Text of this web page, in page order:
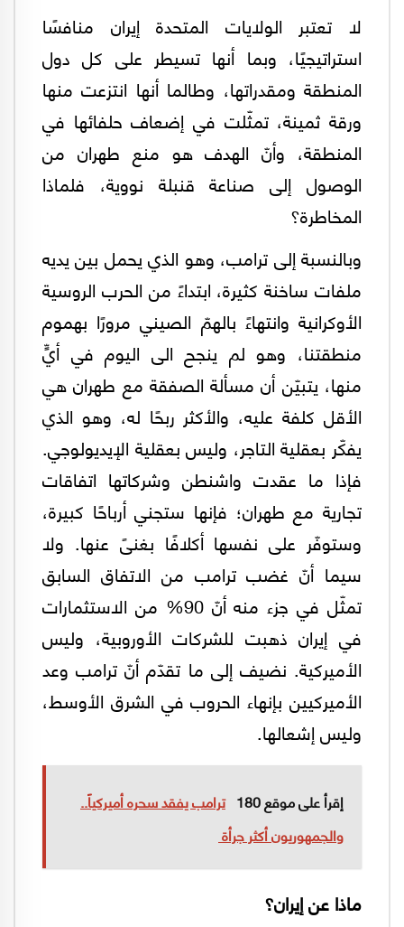
لا تعتبر الولايات المتحدة إيران منافسًا
استراتيجيًا، وبما أنها تسيطر على كل دول
المنطقة ومقدراتها، وطالما أنها انتزعت منها
ورقة ثمينة، تمثّلت في إضعاف حلفائها في
المنطقة، وأنّ الهدف هو منع طهران من
الوصول إلى صناعة قنبلة نووية، فلماذا
المخاطرة؟
وبالنسبة إلى ترامب، وهو الذي يحمل بين يديه
ملفات ساخنة كثيرة، ابتداءً من الحرب الروسية
الأوكرانية وانتهاءً بالهمّ الصيني مرورًا بهموم
منطقتنا، وهو لم ينجح الى اليوم في أيٍّ
منها، يتبيّن أن مسألة الصفقة مع طهران هي
الأقل كلفة عليه، والأكثر ربحًا له، وهو الذي
يفكّر بعقلية التاجر، وليس بعقلية الإيديولوجي.
فإذا ما عقدت واشنطن وشركاتها اتفاقات
تجارية مع طهران؛ فإنها ستجني أرباحًا كبيرة،
وستوفّر على نفسها أكلافًا بغنىً عنها. ولا
سيما أنّ غضب ترامب من الاتفاق السابق
تمثّل في جزء منه أنّ 90% من الاستثمارات
في إيران ذهبت للشركات الأوروبية، وليس
الأميركية. نضيف إلى ما تقدّم أنّ ترامب وعد
الأميركيين بإنهاء الحروب في الشرق الأوسط،
وليس إشعالها.
إقرأ على موقع 180
ترامب يفقد سحره أميركياً..
والجمهوريون أكثر جرأة
ماذا عن إيران؟